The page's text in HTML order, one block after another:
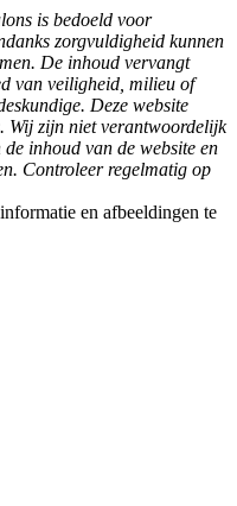
is bedoeld voor
zorgvuldigheid kunnen
De inhoud vervangt
van veiligheid, milieu of
Deze website
Wij zijn niet verantwoordelijk
inhoud van de website en
Controleer regelmatig op
en afbeeldingen te